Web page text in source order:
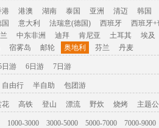
港 港澳 湖南 泰国 亚洲 清迈
韩国
意大利 法瑞意(德国) 西班牙
西班牙+
中东非洲 迪拜 肯尼亚 土耳其
埃及
宿雾岛 邮轮 奥地利 芬兰 丹麦
日游 6日游 7日游
自由行 半自助 包团游
花 高铁 登山 漂流 野炊 烧烤 主题
1000-3000 3000-5000 5000-7000
7000-9000